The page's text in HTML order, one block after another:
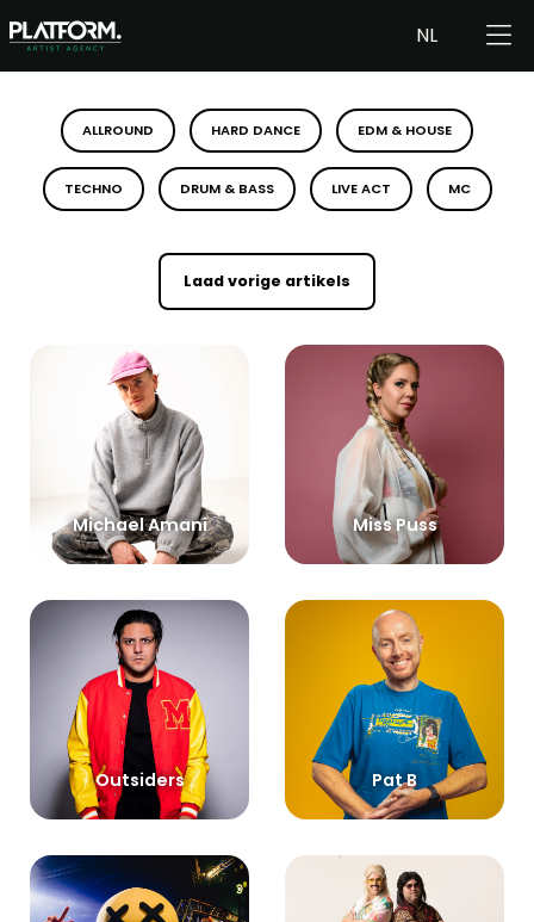
NL
ALLROUND HARD DANCE EDM & HOUSE
TECHNO DRUM & BASS LIVE ACT MC
Laad vorige artikels
Michael Amani Miss Puss
Outsiders Pat B